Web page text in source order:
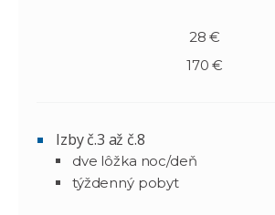
28 €
170 €
Izby č.3 až č.8
dve lôžka noc/deň
týždenný pobyt